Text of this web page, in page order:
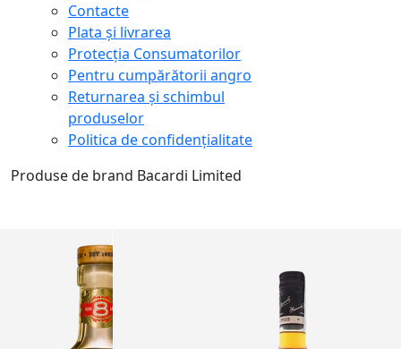
Contacte
Plata și livrarea
Protecţia Consumatorilor
Pentru cumpărătorii angro
Returnarea și schimbul
produselor
Politica de confidențialitate
Produse de brand Bacardi Limited